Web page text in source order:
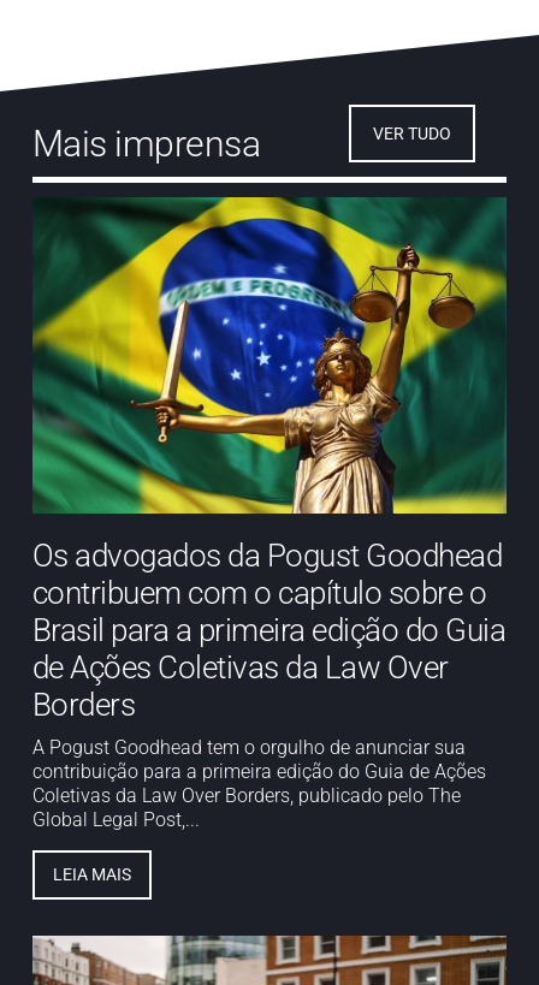
Mais imprensa VER TUDO
Os advogados da Pogust Goodhead
contribuem com o capítulo sobre o
Brasil para a primeira edição do Guia
de Ações Coletivas da Law Over
Borders
A Pogust Goodhead tem o orgulho de anunciar sua
contribuição para a primeira edição do Guia de Ações
Coletivas da Law Over Borders, publicado pelo The
Global Legal Post,...
LEIA MAIS